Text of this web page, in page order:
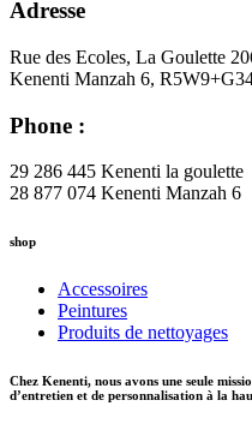
Adresse
Rue des Ecoles, La Goulette
Kenenti Manzah 6,
Phone :
29 286 445 Kenenti la goulette
28 877 074 Kenenti Manzah 6
shop
Accessoires
Peintures
Produits de nettoyages
Chez Kenenti, nous avons une seule
d’entretien et de personnalisation à la